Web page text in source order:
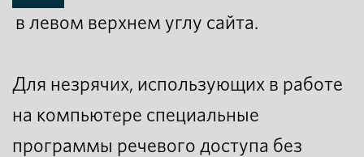
в левом верхнем углу сайта.
Для незрячих, использующих в работе
на компьютере специальные
программы речевого доступа без